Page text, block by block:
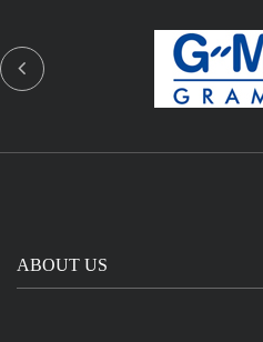
ABOUT US